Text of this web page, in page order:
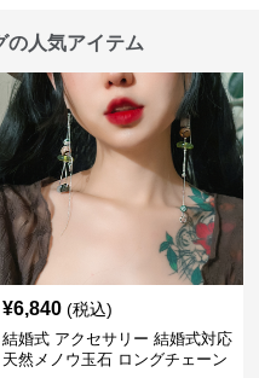
の人気アイテム
¥6,840 (税込)
結婚式 アクセサリー 結婚式対応
天然メノウ玉石 ロングチェーン